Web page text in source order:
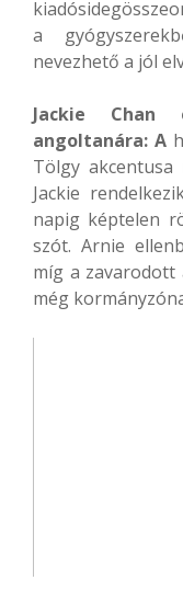
a
nevezhető a jól
Jackie Chan
angoltanára: A
Tölgy
Jackie
napig képtelen
szót. Arnie
míg a zavarodott
még